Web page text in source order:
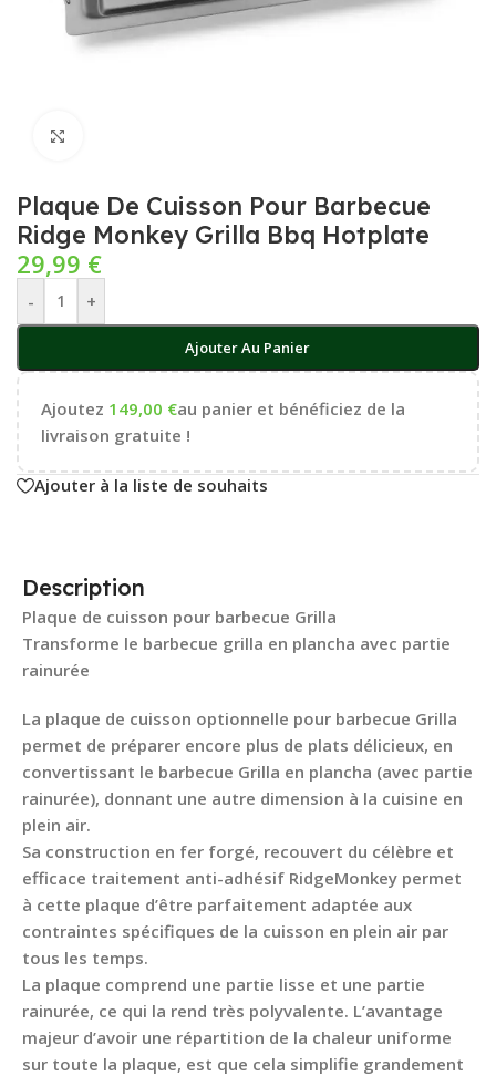
Plaque De Cuisson Pour Barbecue
Ridge Monkey Grilla Bbq Hotplate
29,99 €
- +
Ajouter Au Panier
Ajoutez 149,00 €au panier et bénéficiez de la
livraison gratuite !
Ajouter à la liste de souhaits
Description
Plaque de cuisson pour barbecue Grilla
Transforme le barbecue grilla en plancha avec partie
rainurée
La plaque de cuisson optionnelle pour barbecue Grilla
permet de préparer encore plus de plats délicieux, en
convertissant le barbecue Grilla en plancha (avec partie
rainurée), donnant une autre dimension à la cuisine en
plein air.
Sa construction en fer forgé, recouvert du célèbre et
efficace traitement anti-adhésif RidgeMonkey permet
à cette plaque d’être parfaitement adaptée aux
contraintes spécifiques de la cuisson en plein air par
tous les temps.
La plaque comprend une partie lisse et une partie
rainurée, ce qui la rend très polyvalente. L’avantage
majeur d’avoir une répartition de la chaleur uniforme
sur toute la plaque, est que cela simplifie grandement